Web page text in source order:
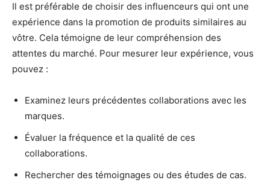
Il est préférable de choisir des influenceurs qui ont une
expérience dans la promotion de produits similaires au
vôtre. Cela témoigne de leur compréhension des
attentes du marché. Pour mesurer leur expérience, vous
pouvez :
Examinez leurs précédentes collaborations avec les
marques.
Évaluer la fréquence et la qualité de ces
collaborations.
Rechercher des témoignages ou des études de cas.